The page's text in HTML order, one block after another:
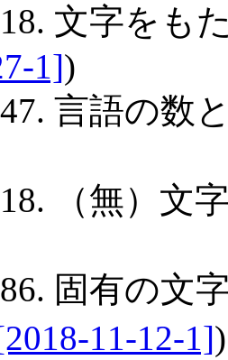
文字をも
1])
言語の数
（無）文
固有の文
11-12-1])